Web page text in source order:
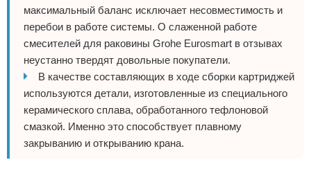
максимальный баланс исключает несовместимость и
перебои в работе системы. О слаженной работе
смесителей для раковины Grohe Eurosmart в отзывах
неустанно твердят довольные покупатели.
В качестве составляющих в ходе сборки картриджей
используются детали, изготовленные из специального
керамического сплава, обработанного тефлоновой
смазкой. Именно это способствует плавному
закрыванию и открыванию крана.